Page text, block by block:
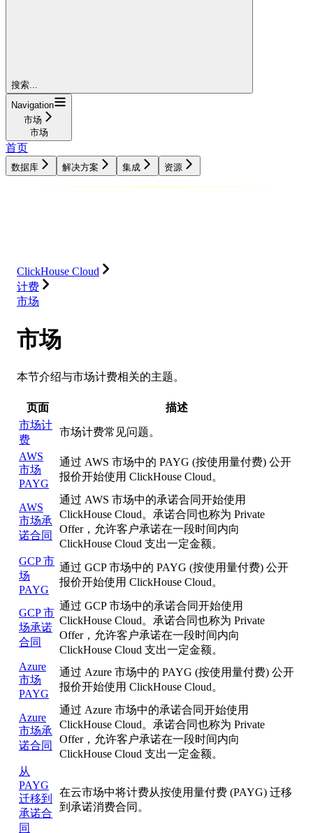
搜索...
Navigation
市场
市场
首页
数据库 解决方案 集成 资源
ClickHouse Cloud
计费
市场
市场
本节介绍与市场计费相关的主题。
页面
描述
市场计
费
市场计费常见问题。
AWS
市场
PAYG
通过 AWS 市场中的 PAYG (按使用量付费) 公开
报价开始使用 ClickHouse Cloud。
AWS
市场承
诺合同
通过 AWS 市场中的承诺合同开始使用
ClickHouse Cloud。承诺合同也称为 Private
Offer，允许客户承诺在一段时间内向
ClickHouse Cloud 支出一定金额。
GCP 市
场
PAYG
通过 GCP 市场中的 PAYG (按使用量付费) 公开
报价开始使用 ClickHouse Cloud。
GCP 市
场承诺
合同
通过 GCP 市场中的承诺合同开始使用
ClickHouse Cloud。承诺合同也称为 Private
Offer，允许客户承诺在一段时间内向
ClickHouse Cloud 支出一定金额。
Azure
市场
PAYG
通过 Azure 市场中的 PAYG (按使用量付费) 公开
报价开始使用 ClickHouse Cloud。
Azure
市场承
诺合同
通过 Azure 市场中的承诺合同开始使用
ClickHouse Cloud。承诺合同也称为 Private
Offer，允许客户承诺在一段时间内向
ClickHouse Cloud 支出一定金额。
从
PAYG
迁移到
承诺合
同
在云市场中将计费从按使用量付费 (PAYG) 迁移
到承诺消费合同。